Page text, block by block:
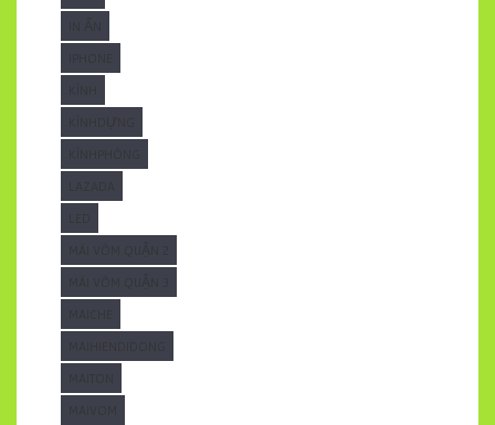
KÍNHDỰNG
LAZADA
MÁI VÒM QUẬN 2
MÁI VÒM QUẬN 3
MAICHE
MAIHIENDIDONG
MAITON
MAIVOM